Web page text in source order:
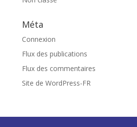
Méta
Connexion
Flux des publications
Flux des commentaires
Site de WordPress-FR